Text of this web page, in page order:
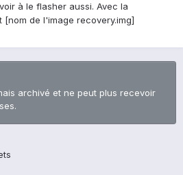
à le flasher aussi. Avec la
de l'image recovery.img]
archivé et ne peut plus recevoir